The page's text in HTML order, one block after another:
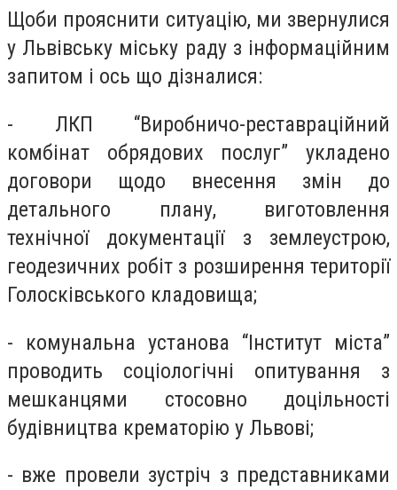
Щоби прояснити ситуацію, ми звернулися
у Львівську міську раду з інформаційним
запитом і ось що дізналися:
- ЛКП “Виробничо-реставраційний
комбінат обрядових послуг” укладено
договори щодо внесення змін до
детального плану, виготовлення
технічної документації з землеустрою,
геодезичних робіт з розширення території
Голосківського кладовища;
- комунальна установа “Інститут міста”
проводить соціологічні опитування з
мешканцями стосовно доцільності
будівництва крематорію у Львові;
- вже провели зустріч з представниками